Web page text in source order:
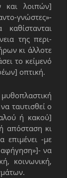
και λοιπών]
γνώστες»-
της περι-
κι άλλοτε
το κείμενό
οπτική.
ταυτισθεί ο
ή κακού]
απόσταση κι
επιμένει -με
να
κοινωνική,